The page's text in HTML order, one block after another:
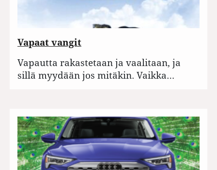
Vapaat vangit
Vapautta rakastetaan ja vaalitaan, ja
sillä myydään jos mitäkin. Vaikka…